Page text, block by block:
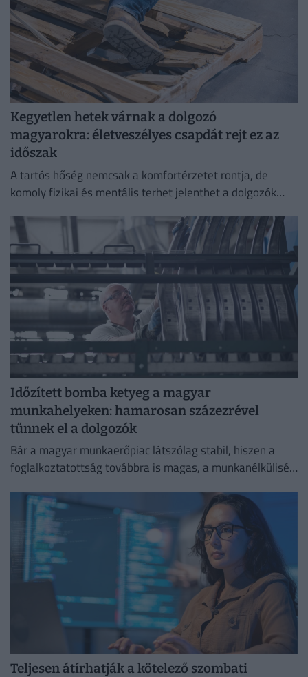
Kegyetlen hetek várnak a dolgozó
magyarokra: életveszélyes csapdát rejt ez az
időszak
A tartós hőség nemcsak a komfortérzetet rontja, de
komoly fizikai és mentális terhet jelenthet a dolgozók
Időzített bomba ketyeg a magyar
munkahelyeken: hamarosan százezrével
tűnnek el a dolgozók
Bár a magyar munkaerőpiac látszólag stabil, hiszen a
foglalkoztatottság továbbra is magas, a munkanélküliség
Teljesen átírhatják a kötelező szombati